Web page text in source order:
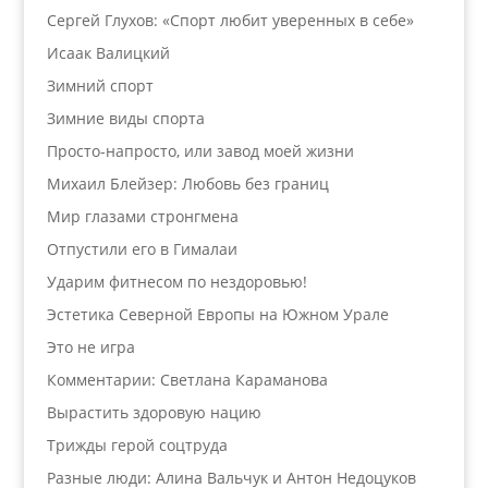
Сергей Глухов: «Спорт любит уверенных в себе»
Исаак Валицкий
Зимний спорт
Зимние виды спорта
Просто-напросто, или завод моей жизни
Михаил Блейзер: Любовь без границ
Мир глазами стронгмена
Отпустили его в Гималаи
Ударим фитнесом по нездоровью!
Эстетика Северной Европы на Южном Урале
Это не игра
Комментарии: Светлана Караманова
Вырастить здоровую нацию
Трижды герой соцтруда
Разные люди: Алина Вальчук и Антон Недоцуков